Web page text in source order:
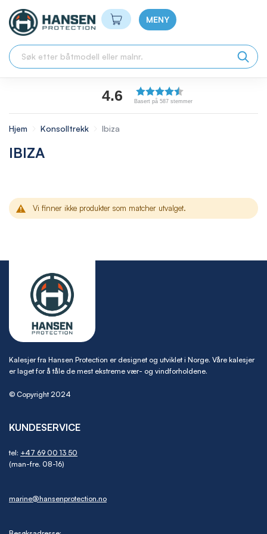
Min handlekurv
MENY
4.6 Basert på 587 stemmer
Hjem Konsolltrekk Ibiza
IBIZA
Vi finner ikke produkter som matcher utvalget.
Kalesjer fra Hansen Protection er designet og utviklet i Norge. Våre kalesjer
er laget for å tåle de mest ekstreme vær- og vindforholdene.
© Copyright 2024
KUNDESERVICE
tel: +47 69 00 13 50
(man-fre. 08-16)
marine@hansenprotection.no